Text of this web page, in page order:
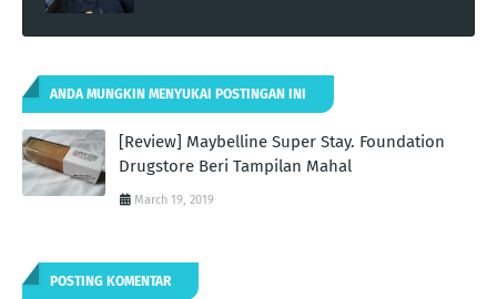
ANDA MUNGKIN MENYUKAI POSTINGAN INI
[Review] Maybelline Super Stay. Foundation
Drugstore Beri Tampilan Mahal
March 19, 2019
POSTING KOMENTAR